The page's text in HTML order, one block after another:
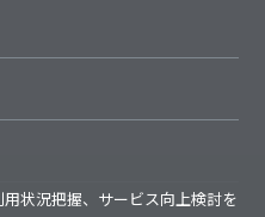
状況把握、サービス向上検討を